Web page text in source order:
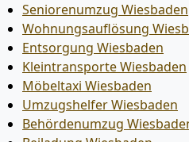
Seniorenumzug Wiesbaden
Wohnungsauflösung
Entsorgung Wiesbaden
Kleintransporte Wiesbaden
Möbeltaxi Wiesbaden
Umzugshelfer Wiesbaden
Behördenumzug